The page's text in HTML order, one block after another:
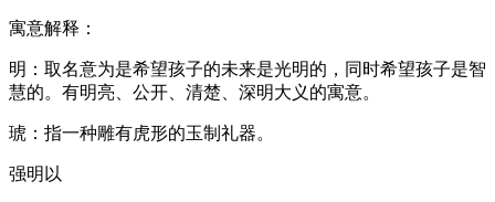
寓意解释：
明：取名意为是希望孩子的未来是光明的，同时希望孩子是智
慧的。有明亮、公开、清楚、深明大义的寓意。
琥：指一种雕有虎形的玉制礼器。
强明以